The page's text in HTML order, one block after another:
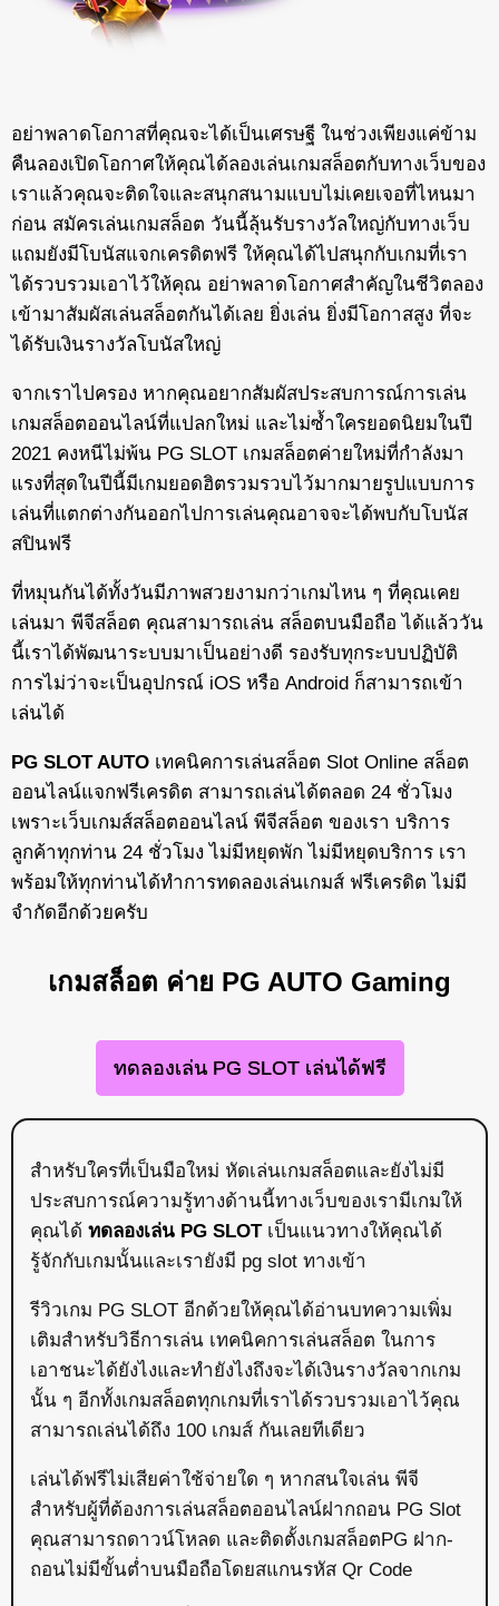
อย่าพลาดโอกาสที่คุณจะได้เป็นเศรษฐี ในช่วงเพียงแค่ข้าม
คืนลองเปิดโอกาศให้คุณได้ลองเล่นเกมสล็อตกับทางเว็บของ
เราแล้วคุณจะติดใจและสนุกสนามแบบไม่เคยเจอที่ไหนมา
ก่อน สมัครเล่นเกมสล็อต วันนี้ลุ้นรับรางวัลใหญ่กับทางเว็บ
แถมยังมีโบนัสแจกเครดิตฟรี ให้คุณได้ไปสนุกกับเกมที่เรา
ได้รวบรวมเอาไว้ให้คุณ อย่าพลาดโอกาศสำคัญในชีวิตลอง
เข้ามาสัมผัสเล่นสล็อตกันได้เลย ยิ่งเล่น ยิ่งมีโอกาสสูง ที่จะ
ได้รับเงินรางวัลโบนัสใหญ่
จากเราไปครอง หากคุณอยากสัมผัสประสบการณ์การเล่น
เกมสล็อตออนไลน์ที่แปลกใหม่ และไม่ซ้ำใครยอดนิยมในปี
2021 คงหนีไม่พ้น PG SLOT เกมสล็อตค่ายใหม่ที่กำลังมา
แรงที่สุดในปีนี้มีเกมยอดฮิตรวมรวบไว้มากมายรูปแบบการ
เล่นที่แตกต่างกันออกไปการเล่นคุณอาจจะได้พบกับโบนัส
สปินฟรี
ที่หมุนกันได้ทั้งวันมีภาพสวยงามกว่าเกมไหน ๆ ที่คุณเคย
เล่นมา พีจีสล็อต คุณสามารถเล่น สล็อตบนมือถือ ได้แล้ววัน
นี้เราได้พัฒนาระบบมาเป็นอย่างดี รองรับทุกระบบปฏิบัติ
การไม่ว่าจะเป็นอุปกรณ์ iOS หรือ Android ก็สามารถเข้า
เล่นได้
PG SLOT AUTO เทคนิคการเล่นสล็อต Slot Online สล็อต
ออนไลน์แจกฟรีเครดิต สามารถเล่นได้ตลอด 24 ชั่วโมง
เพราะเว็บเกมส์สล็อตออนไลน์ พีจีสล็อต ของเรา บริการ
ลูกค้าทุกท่าน 24 ชั่วโมง ไม่มีหยุดพัก ไม่มีหยุดบริการ เรา
พร้อมให้ทุกท่านได้ทำการทดลองเล่นเกมส์ ฟรีเครดิต ไม่มี
จำกัดอีกด้วยครับ
เกมสล็อต ค่าย PG AUTO Gaming
ทดลองเล่น PG SLOT เล่นได้ฟรี
สำหรับใครที่เป็นมือใหม่ หัดเล่นเกมสล็อตและยังไม่มี
ประสบการณ์ความรู้ทางด้านนี้ทางเว็บของเรามีเกมให้
คุณได้ ทดลองเล่น PG SLOTเป็นแนวทางให้คุณได้
รู้จักกับเกมนั้นและเรายังมี pg slot ทางเข้า
รีวิวเกม PG SLOT อีกด้วยให้คุณได้อ่านบทความเพิ่ม
เติมสำหรับวิธีการเล่น เทคนิคการเล่นสล็อต ในการ
เอาชนะได้ยังไงและทำยังไงถึงจะได้เงินรางวัลจากเกม
นั้น ๆ อีกทั้งเกมสล็อตทุกเกมที่เราได้รวบรวมเอาไว้คุณ
สามารถเล่นได้ถึง 100 เกมส์ กันเลยทีเดียว
เล่นได้ฟรีไม่เสียค่าใช้จ่ายใด ๆ หากสนใจเล่น พีจี
สำหรับผู้ที่ต้องการเล่นสล็อตออนไลน์ฝากถอน PG Slot
คุณสามารถดาวน์โหลด และติดตั้งเกมสล็อตPG ฝาก-
ถอนไม่มีขั้นต่ำบนมือถือโดยสแกนรหัส Qr Code